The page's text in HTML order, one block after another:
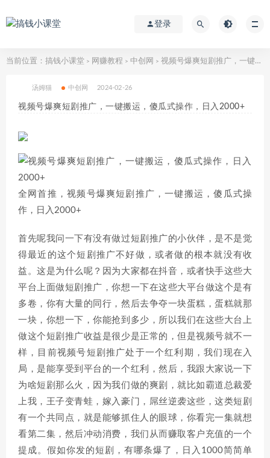
登录
当前位置： 搞钱小课堂 > 网赚教程 > 中创网 > 视频号爆爽短剧推广，一键搬运，傻瓜式操作，日入2000+
汤姆猫 中创网 2024-02-26
视频号爆爽短剧推广，一键搬运，傻瓜式操作，日入2000+
全网首推，视频号爆爽短剧推广，一键搬运，傻瓜式操
作，日入2000+
首先呢我问一下有没有做过短剧推广的小伙伴，是不是觉
得最近的这个短剧推广不好做，或者做的根本就没有收
益。这是为什么呢？因为大家都在抖音，或者快手这些大
平台上面做短剧推广，你想一下在这些大平台做这个是有
多卷，你有大量的同行，然后去争夺一块蛋糕，蛋糕就那
一块，你想一下，你能抢到多少，所以我们在这些大台上
做这个短剧推广收益是很少是正常的，但是视频号就不一
样，目前视频号短剧推广处于一个红利期，我们现在入
局，是能享受到平台的一个红利，然后，我跟大家说一下
为啥短剧那么火，因为我们做的爽剧，就比如霸道总裁爱
上我，王子变青蛙，嫁入豪门，屌丝逆袭这些，这类短剧
有一个共同点，就是能够抓住人的眼球，你看完一集就想
看第二集，然后冲动消费，我们从而赚取客户充值的一个
提成。假如你发的短剧，有哪条爆了，日入1000简简单